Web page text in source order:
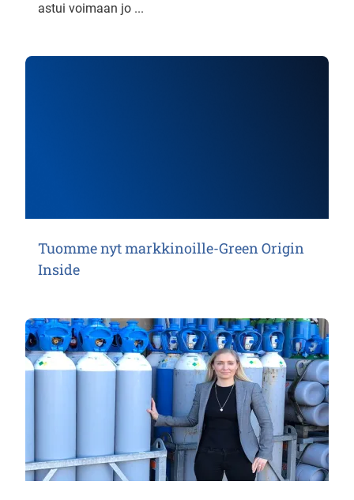
astui voimaan jo ...
Tuomme nyt markkinoille-Green Origin
Inside